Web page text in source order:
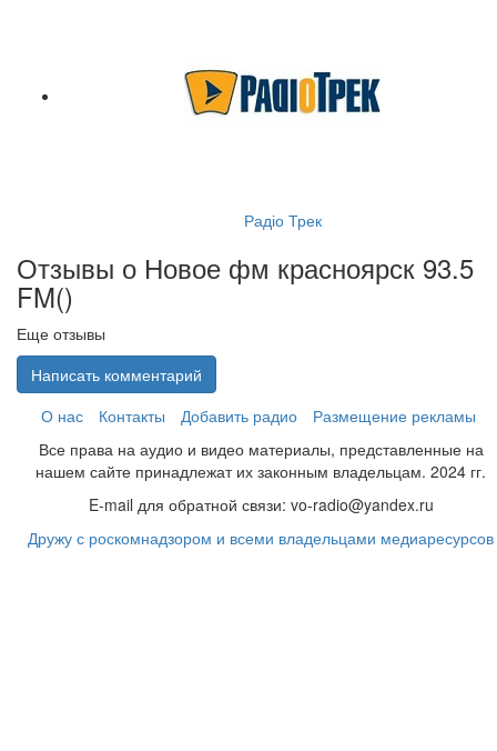
Радіо Трек
Отзывы о Новое фм красноярск 93.5
FM()
Еще отзывы
Написать комментарий
О нас
Контакты Добавить радио
Размещение рекламы
Все права на аудио и видео материалы, представленные на
нашем сайте принадлежат их законным владельцам. 2024 гг.
E-mail для обратной связи: vo-radio@yandex.ru
Дружу с роскомнадзором и всеми владельцами медиаресурсов